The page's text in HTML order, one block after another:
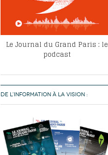
Le Journal du Grand Paris : le
podcast
DE L’INFORMATION À LA VISION :